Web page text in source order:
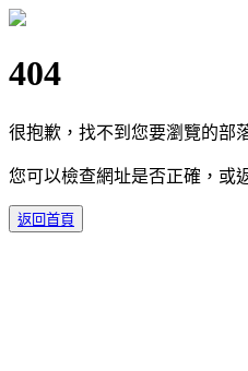
404
很抱歉，找不到您要瀏覽的部
您可以檢查網址是否正確，或
返回首頁